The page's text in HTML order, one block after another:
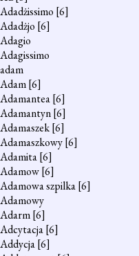
Adadżissimo [6]
Adadżjo [6]
Adagio
Adagissimo
adam
Adam[6]
Adamantea[6]
Adamantyn[6]
Adamaszek[6]
Adamaszkowy[6]
Adamita[6]
Adamow[6]
Adamowa szpilka[6]
Adamowy
Adarm[6]
Adcytacja[6]
Addycja[6]